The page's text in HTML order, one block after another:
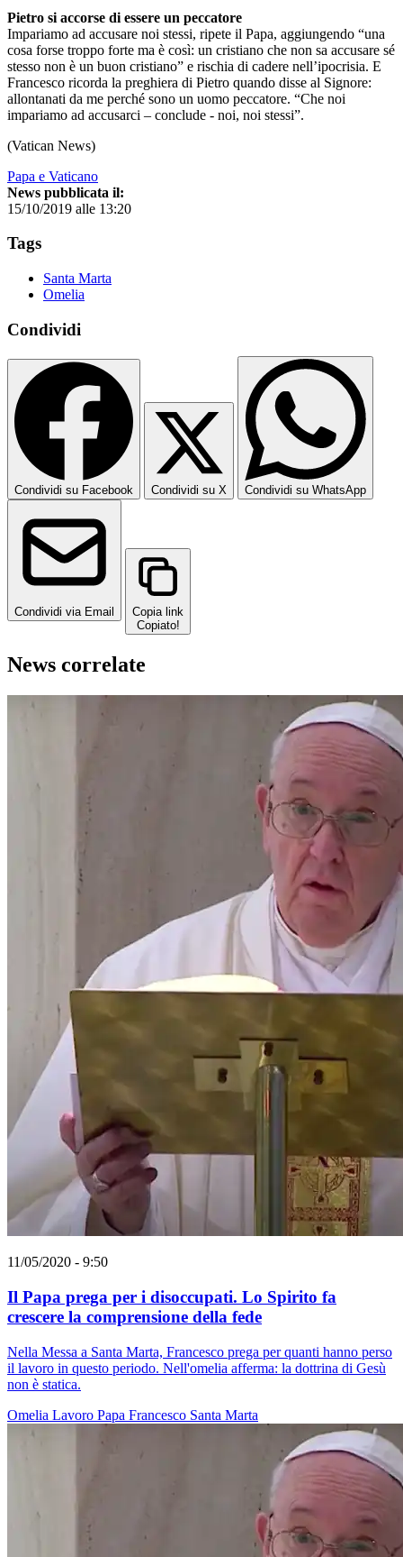
Pietro si accorse di essere un peccatore
Impariamo ad accusare noi stessi, ripete il Papa, aggiungendo “una
cosa forse troppo forte ma è così: un cristiano che non sa accusare sé
stesso non è un buon cristiano” e rischia di cadere nell’ipocrisia. E
Francesco ricorda la preghiera di Pietro quando disse al Signore:
allontanati da me perché sono un uomo peccatore. “Che noi
impariamo ad accusarci – conclude - noi, noi stessi”.
(Vatican News)
Papa e Vaticano
News pubblicata il:
15/10/2019 alle 13:20
Tags
Santa Marta
Omelia
Condividi
Condividi su Facebook Condividi su X Condividi su WhatsApp
Condividi via Email
Copia link
Copiato!
News correlate
11/05/2020 - 9:50
Il Papa prega per i disoccupati. Lo Spirito fa
crescere la comprensione della fede
Nella Messa a Santa Marta, Francesco prega per quanti hanno perso
il lavoro in questo periodo. Nell'omelia afferma: la dottrina di Gesù
non è statica.
Omelia Lavoro Papa Francesco Santa Marta